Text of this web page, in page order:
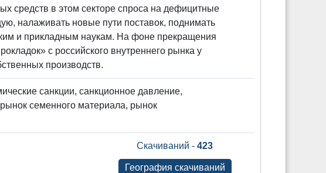
средств в этом секторе спроса на дефицитные
налаживать новые пути поставок, поднимать
и прикладным наукам. На фоне прекращения
с российского внутреннего рынка у
производств.
санкции, санкционное давление,
семенного материала, рынок
Скачиваний -423
География скачиваний